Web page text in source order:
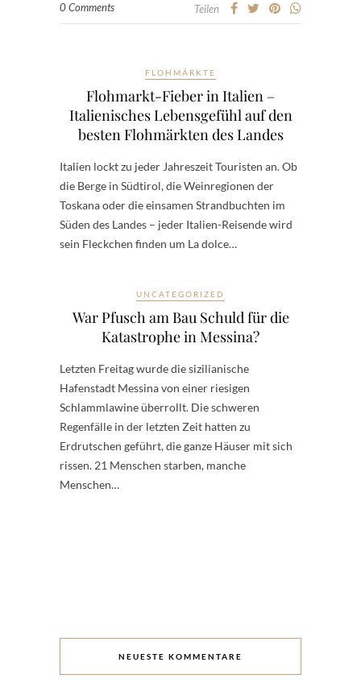
0 Comments Teilen
FLOHMÄRKTE
Flohmarkt-Fieber in Italien –
Italienisches Lebensgefühl auf den
besten Flohmärkten des Landes
Italien lockt zu jeder Jahreszeit Touristen an. Ob
die Berge in Südtirol, die Weinregionen der
Toskana oder die einsamen Strandbuchten im
Süden des Landes – jeder Italien-Reisende wird
sein Fleckchen finden um La dolce…
UNCATEGORIZED
War Pfusch am Bau Schuld für die
Katastrophe in Messina?
Letzten Freitag wurde die sizilianische
Hafenstadt Messina von einer riesigen
Schlammlawine überrollt. Die schweren
Regenfälle in der letzten Zeit hatten zu
Erdrutschen geführt, die ganze Häuser mit sich
rissen. 21 Menschen starben, manche
Menschen…
NEUESTE KOMMENTARE